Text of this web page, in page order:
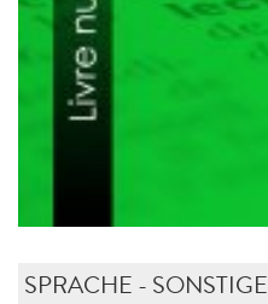
SPRACHE - SONSTIGE